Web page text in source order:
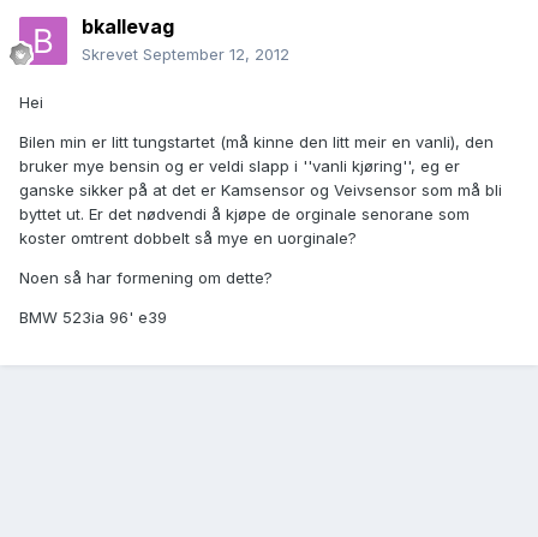
bkallevag
Skrevet September 12, 2012
Hei
Bilen min er litt tungstartet (må kinne den litt meir en vanli), den
bruker mye bensin og er veldi slapp i ''vanli kjøring'', eg er
ganske sikker på at det er Kamsensor og Veivsensor som må bli
byttet ut. Er det nødvendi å kjøpe de orginale senorane som
koster omtrent dobbelt så mye en uorginale?
Noen så har formening om dette?
BMW 523ia 96' e39